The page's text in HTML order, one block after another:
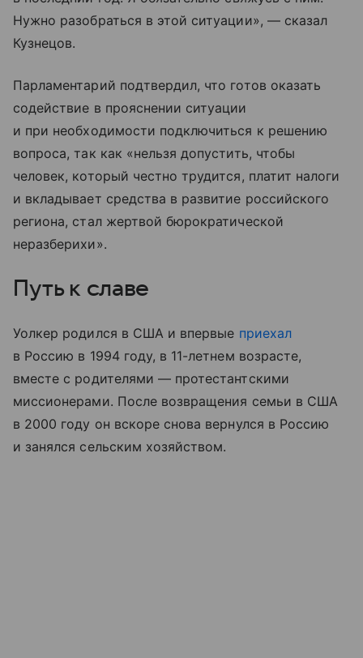
Нужно разобраться в этой ситуации», — сказал
Кузнецов.
Парламентарий подтвердил, что готов оказать
содействие в прояснении ситуации
и при необходимости подключиться к решению
вопроса, так как «нельзя допустить, чтобы
человек, который честно трудится, платит налоги
и вкладывает средства в развитие российского
региона, стал жертвой бюрократической
неразберихи».
Путь к славе
Уолкер родился в США и впервые приехал
в Россию в 1994 году, в 11-летнем возрасте,
вместе с родителями — протестантскими
миссионерами. После возвращения семьи в США
в 2000 году он вскоре снова вернулся в Россию
и занялся сельским хозяйством.